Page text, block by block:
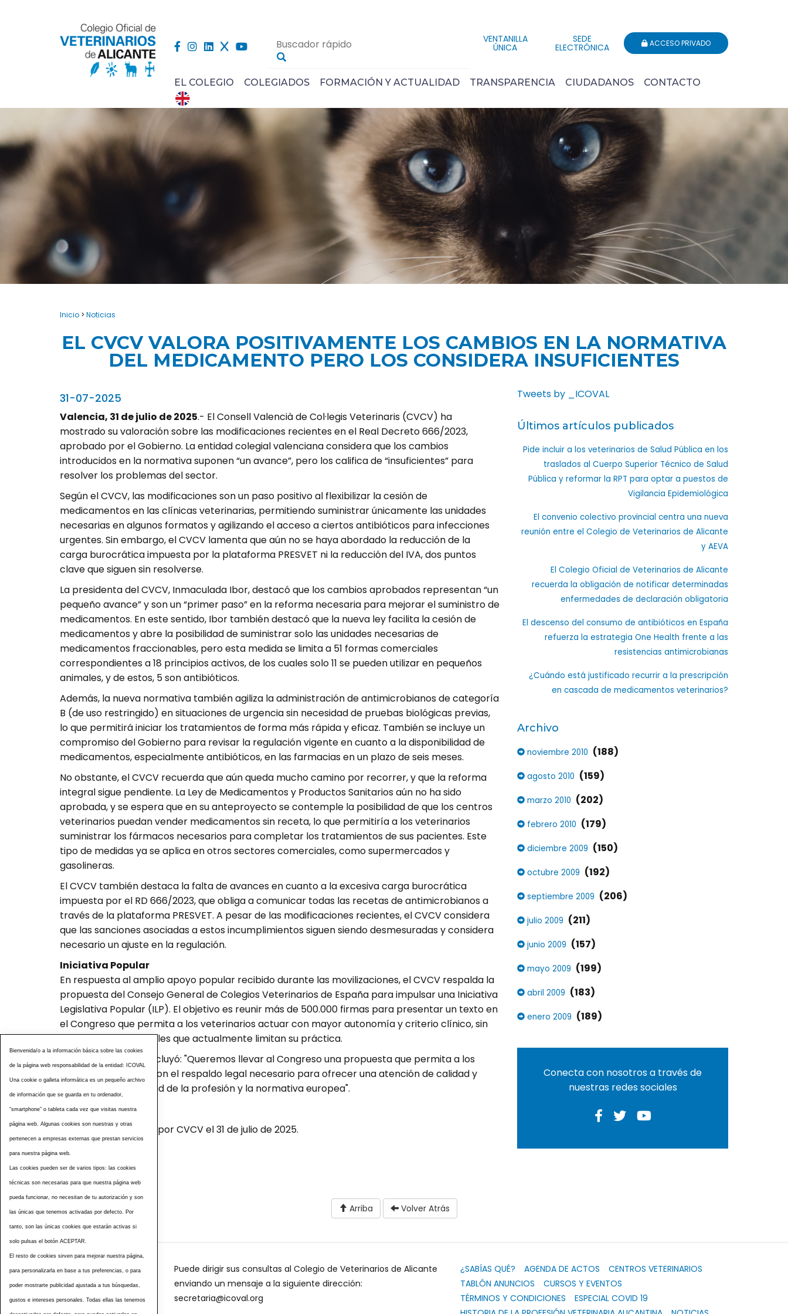
VENTANILLA
ÚNICA
SEDE
ELECTRÓNICA ACCESO PRIVADO
EL COLEGIO COLEGIADOS FORMACIÓN Y ACTUALIDAD TRANSPARENCIA CIUDADANOS CONTACTO
Inicio > Noticias
EL CVCV VALORA POSITIVAMENTE LOS CAMBIOS EN LA NORMATIVA
DEL MEDICAMENTO PERO LOS CONSIDERA INSUFICIENTES
31-07-2025
Valencia, 31 de julio de 2025.- El Consell Valencià de Col·legis Veterinaris (CVCV) ha
mostrado su valoración sobre las modificaciones recientes en el Real Decreto 666/2023,
aprobado por el Gobierno. La entidad colegial valenciana considera que los cambios
introducidos en la normativa suponen “un avance”, pero los califica de “insuficientes” para
resolver los problemas del sector.
Según el CVCV, las modificaciones son un paso positivo al flexibilizar la cesión de
medicamentos en las clínicas veterinarias, permitiendo suministrar únicamente las unidades
necesarias en algunos formatos y agilizando el acceso a ciertos antibióticos para infecciones
urgentes. Sin embargo, el CVCV lamenta que aún no se haya abordado la reducción de la
carga burocrática impuesta por la plataforma PRESVET ni la reducción del IVA, dos puntos
clave que siguen sin resolverse.
La presidenta del CVCV, Inmaculada Ibor, destacó que los cambios aprobados representan “un
pequeño avance” y son un “primer paso” en la reforma necesaria para mejorar el suministro de
medicamentos. En este sentido, Ibor también destacó que la nueva ley facilita la cesión de
medicamentos y abre la posibilidad de suministrar solo las unidades necesarias de
medicamentos fraccionables, pero esta medida se limita a 51 formas comerciales
correspondientes a 18 principios activos, de los cuales solo 11 se pueden utilizar en pequeños
animales, y de estos, 5 son antibióticos.
Además, la nueva normativa también agiliza la administración de antimicrobianos de categoría
B (de uso restringido) en situaciones de urgencia sin necesidad de pruebas biológicas previas,
lo que permitirá iniciar los tratamientos de forma más rápida y eficaz. También se incluye un
compromiso del Gobierno para revisar la regulación vigente en cuanto a la disponibilidad de
medicamentos, especialmente antibióticos, en las farmacias en un plazo de seis meses.
No obstante, el CVCV recuerda que aún queda mucho camino por recorrer, y que la reforma
integral sigue pendiente. La Ley de Medicamentos y Productos Sanitarios aún no ha sido
aprobada, y se espera que en su anteproyecto se contemple la posibilidad de que los centros
veterinarios puedan vender medicamentos sin receta, lo que permitiría a los veterinarios
suministrar los fármacos necesarios para completar los tratamientos de sus pacientes. Este
tipo de medidas ya se aplica en otros sectores comerciales, como supermercados y
gasolineras.
El CVCV también destaca la falta de avances en cuanto a la excesiva carga burocrática
impuesta por el RD 666/2023, que obliga a comunicar todas las recetas de antimicrobianos a
través de la plataforma PRESVET. A pesar de las modificaciones recientes, el CVCV considera
que las sanciones asociadas a estos incumplimientos siguen siendo desmesuradas y considera
necesario un ajuste en la regulación.
Iniciativa Popular
En respuesta al amplio apoyo popular recibido durante las movilizaciones, el CVCV respalda la
propuesta del Consejo General de Colegios Veterinarios de España para impulsar una Iniciativa
Legislativa Popular (ILP). El objetivo es reunir más de 500.000 firmas para presentar un texto en
el Congreso que permita a los veterinarios actuar con mayor autonomía y criterio clínico, sin
las restricciones legales que actualmente limitan su práctica.
Inmaculada Ibor concluyó: "Queremos llevar al Congreso una propuesta que permita a los
veterinarios actuar con el respaldo legal necesario para ofrecer una atención de calidad y
adaptada a la realidad de la profesión y la normativa europea".
Comunicado emitido por CVCV el 31 de julio de 2025.
Tweets by _ICOVAL
Últimos artículos publicados
Pide incluir a los veterinarios de Salud Pública en los
traslados al Cuerpo Superior Técnico de Salud
Pública y reformar la RPT para optar a puestos de
Vigilancia Epidemiológica
El convenio colectivo provincial centra una nueva
reunión entre el Colegio de Veterinarios de Alicante
y AEVA
El Colegio Oficial de Veterinarios de Alicante
recuerda la obligación de notificar determinadas
enfermedades de declaración obligatoria
El descenso del consumo de antibióticos en España
refuerza la estrategia One Health frente a las
resistencias antimicrobianas
¿Cuándo está justificado recurrir a la prescripción
en cascada de medicamentos veterinarios?
Archivo
noviembre 2010 (188)
agosto 2010 (159)
marzo 2010 (202)
febrero 2010 (179)
diciembre 2009 (150)
octubre 2009 (192)
septiembre 2009 (206)
julio 2009 (211)
junio 2009 (157)
mayo 2009 (199)
abril 2009 (183)
enero 2009 (189)
Conecta con nosotros a través de
nuestras redes sociales
Etiquetas
Arriba Volver Atrás
Puede dirigir sus consultas al Colegio de Veterinarios de Alicante
enviando un mensaje a la siguiente dirección:
secretaria@icoval.org
¿SABÍAS QUÉ? AGENDA DE ACTOS
CENTROS VETERINARIOS
TABLÓN ANUNCIOS
CURSOS Y EVENTOS
TÉRMINOS Y CONDICIONES
ESPECIAL COVID 19
Bienvenida/o a la información básica sobre las cookies
de la página web responsabilidad de la entidad: ICOVAL
Una cookie o galleta informática es un pequeño archivo
de información que se guarda en tu ordenador,
“smartphone” o tableta cada vez que visitas nuestra
página web. Algunas cookies son nuestras y otras
pertenecen a empresas externas que prestan servicios
para nuestra página web.
Las cookies pueden ser de varios tipos: las cookies
técnicas son necesarias para que nuestra página web
pueda funcionar, no necesitan de tu autorización y son
las únicas que tenemos activadas por defecto. Por
tanto, son las únicas cookies que estarán activas si
solo pulsas el botón ACEPTAR.
El resto de cookies sirven para mejorar nuestra página,
para personalizarla en base a tus preferencias, o para
poder mostrarte publicidad ajustada a tus búsquedas,
gustos e intereses personales. Todas ellas las tenemos